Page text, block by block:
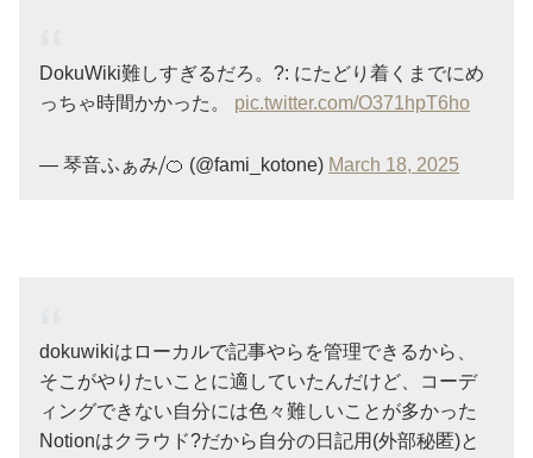
DokuWiki難しすぎるだろ。?: にたどり着くまでにめ
っちゃ時間かかった。 pic.twitter.com/O371hpT6ho
— 琴音ふぁみ⧸🍊 (@fami_kotone) March 18, 2025
dokuwikiはローカルで記事やらを管理できるから、
そこがやりたいことに適していたんだけど、コーデ
ィングできない自分には色々難しいことが多かった
Notionはクラウド?だから自分の日記用(外部秘匿)と